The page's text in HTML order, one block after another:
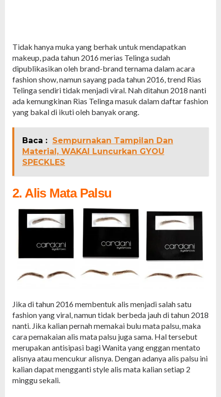
Tidak hanya muka yang berhak untuk mendapatkan
makeup, pada tahun 2016 merias Telinga sudah
dipublikasikan oleh brand-brand ternama dalam acara
fashion show, namun sayang pada tahun 2016, trend Rias
Telinga sendiri tidak menjadi viral. Nah ditahun 2018 nanti
ada kemungkinan Rias Telinga masuk dalam daftar fashion
yang bakal di ikuti oleh banyak orang.
Baca : Sempurnakan Tampilan Dan
Material, WAKAI Luncurkan GYOU
SPECKLES
2. Alis Mata Palsu
Jika di tahun 2016 membentuk alis menjadi salah satu
fashion yang viral, namun tidak berbeda jauh di tahun 2018
nanti. Jika kalian pernah memakai bulu mata palsu, maka
cara pemakaian alis mata palsu juga sama. Hal tersebut
merupakan antisipasi bagi Wanita yang enggan mentato
alisnya atau mencukur alisnya. Dengan adanya alis palsu ini
kalian dapat mengganti style alis mata kalian setiap 2
minggu sekali.